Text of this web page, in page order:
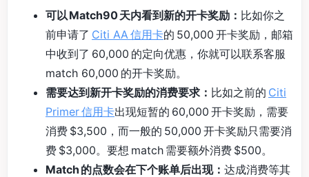
可以 Match90 天内看到新的开卡奖励： 比如你之
前申请了 Citi AA 信用卡的 50,000 开卡奖励，邮箱
中收到了 60,000 的定向优惠，你就可以联系客服
match 60,000 的开卡奖励。
需要达到新开卡奖励的消费要求： 比如之前的 Citi
Primer 信用卡出现短暂的 60,000 开卡奖励，需要
消费 $3,500，而一般的 50,000 开卡奖励只需要消
费 $3,000。要想 match 需要额外消费 $500。
Match 的点数会在下个账单后出现： 达成消费等其